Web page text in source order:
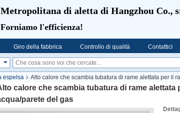
Metropolitana di aletta di Hangzhou Co.,
Forniamo l'efficienza!
Giro della fabbrica Controllo di qualità Contattici
espelsa
Alto calore che scambia tubatura di rame alettata per il
calore che scambia tubatura di rame
parete del gas